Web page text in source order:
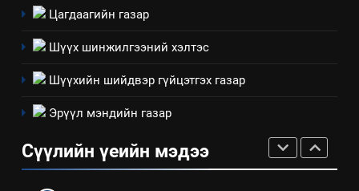
Цагдаагийн газар
Шүүх шинжилгээний хэлтэс
Шүүхийн шийдвэр гүйцэтгэх газар
Эрүүл мэндийн газар
Сүүлийн үеийн мэдээ
“БИД ИРГЭДЭЭ СОНСОЖ,
БАЙГУУЛНА
ЗАР ТАЗ-ЫН САЛБАР ЗӨВЛӨЛ